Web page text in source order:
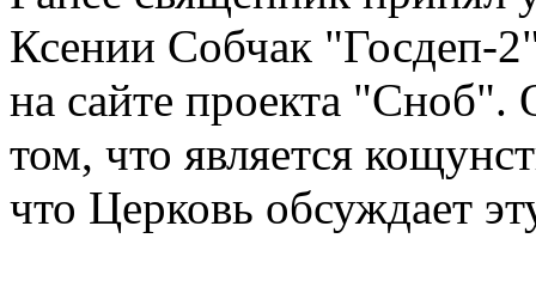
Ксении Собчак "Госдеп-
на сайте проекта "Сноб".
том, что является
что Церковь обсуждает